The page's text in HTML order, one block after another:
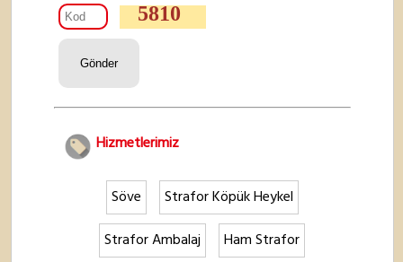
5810
Hizmetlerimiz
Söve
Strafor Köpük Heykel
Strafor Ambalaj
Ham Strafor